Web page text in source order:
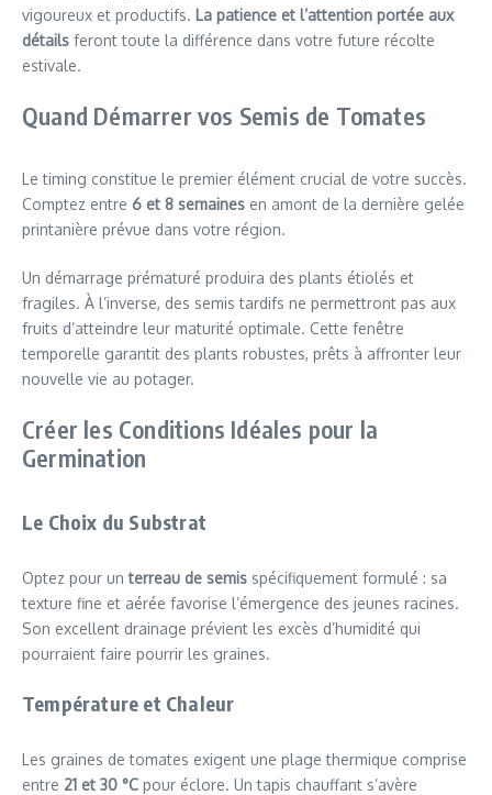
vigoureux et productifs. La patience et l’attention portée aux
détails feront toute la différence dans votre future récolte
estivale.
Quand Démarrer vos Semis de Tomates
Le timing constitue le premier élément crucial de votre succès.
Comptez entre 6 et 8 semaines en amont de la dernière gelée
printanière prévue dans votre région.
Un démarrage prématuré produira des plants étiolés et
fragiles. À l’inverse, des semis tardifs ne permettront pas aux
fruits d’atteindre leur maturité optimale. Cette fenêtre
temporelle garantit des plants robustes, prêts à affronter leur
nouvelle vie au potager.
Créer les Conditions Idéales pour la
Germination
Le Choix du Substrat
Optez pour unterreau de semis spécifiquement formulé : sa
texture fine et aérée favorise l’émergence des jeunes racines.
Son excellent drainage prévient les excès d’humidité qui
pourraient faire pourrir les graines.
Température et Chaleur
Les graines de tomates exigent une plage thermique comprise
entre 21 et 30 °C pour éclore. Un tapis chauffant s’avère